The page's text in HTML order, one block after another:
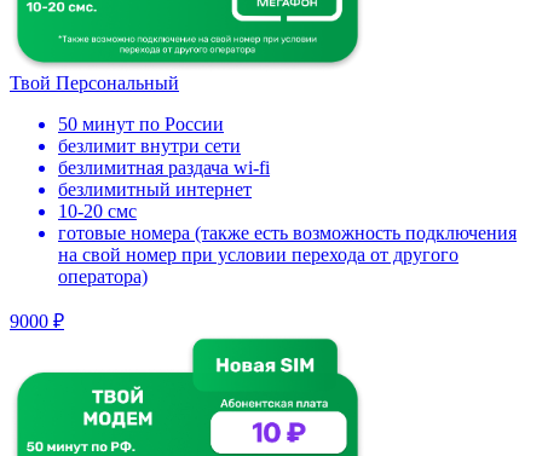
Твой Персональный
50 минут по России
безлимит внутри сети
безлимитная раздача wi-fi
безлимитный интернет
10-20 смс
готовые номера (также есть возможность подключения
на свой номер при условии перехода от другого
оператора)
9000 ₽